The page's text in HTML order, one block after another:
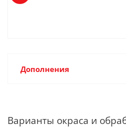
Дополнения
Варианты окраса и